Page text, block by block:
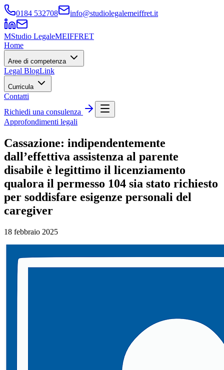
0184 532708 info@studiolegalemeiffret.it
MStudio LegaleMEIFFRET
Home
Aree di competenza
Legal BlogLink
Curricula
Contatti
Richiedi una consulenza
Approfondimenti legali
Cassazione: indipendentemente
dall’effettiva assistenza al parente
disabile è legittimo il licenziamento
qualora il permesso 104 sia stato richiesto
per soddisfare esigenze personali del
caregiver
18 febbraio 2025